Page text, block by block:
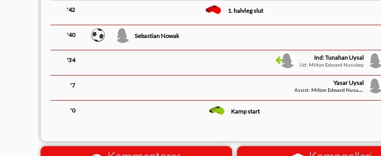
'42 1. halvleg slut
'40 Sebastian Nowak
'34 Ind: Tunahan Uysal
Ud: Milton Edward Nusuboy
'7 Yasar Uysal
Assist: Milton Edward Nusuboy
'0 Kamp start